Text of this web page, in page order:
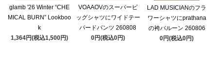
glamb '26 Winter “CHE
MICAL BURN” Lookboo
k
1,364円(税込1,500円)
VOAAOVのスーパービ
ッグシャツにワイドテー
パードパンツ 260808
0円(税込0円)
LAD MUSICIANのフラ
ワーシャツにprathana
の袴バルーン 260806
0円(税込0円)